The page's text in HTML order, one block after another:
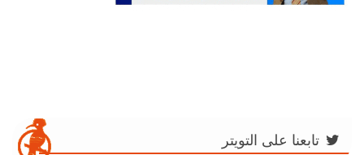
تابعنا على التويتر